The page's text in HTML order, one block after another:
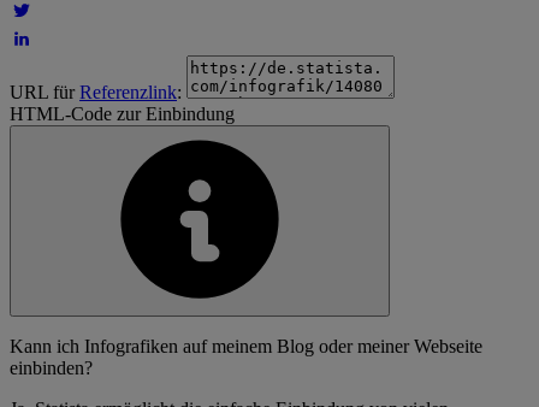
URL fürReferenzlink:
HTML-Code zur Einbindung
Kann ich Infografiken auf meinem Blog oder meiner Webseite
einbinden?